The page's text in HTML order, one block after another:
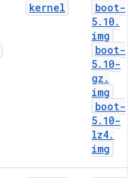
kernel
boot-
5. 10.
img
boot-
5. 10-
gz .
img
boot-
5. 10-
lz4.
img